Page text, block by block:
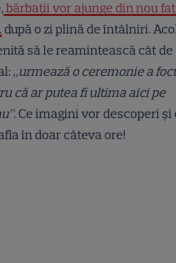
bărbații vor ajunge din nou
după o zi plină de întâlniri.
să le reamintească cât de
„urmează o ceremonie a
că ar putea fi ultima aici pe
Ce imagini vor descoperi și
în doar câteva ore!